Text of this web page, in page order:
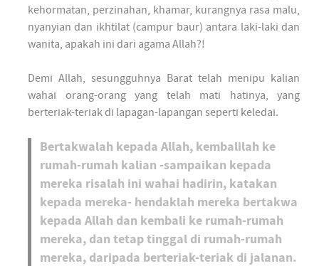
kehormatan, perzinahan, khamar, kurangnya rasa malu,
nyanyian dan ikhtilat (campur baur) antara laki-laki dan
wanita, apakah ini dari agama Allah?!
Demi Allah, sesungguhnya Barat telah menipu kalian
wahai orang-orang yang telah mati hatinya, yang
berteriak-teriak di lapagan-lapangan seperti keledai.
Bertakwalah kepada Allah, kembalilah ke
rumah-rumah kalian -sampaikan kepada
mereka risalah ini wahai hadirin, katakan
kepada mereka- hendaklah mereka bertakwa
kepada Allah dan kembali ke rumah-rumah
mereka, dan tetap tinggal di rumah-rumah
mereka, daripada berteriak-teriak di jalanan.